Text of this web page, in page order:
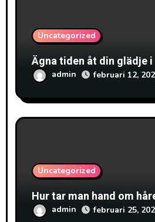
Uncategorized
Ägna tiden åt din glädje
admin februari 12,
Uncategorized
Hur tar man hand om
admin februari 25,